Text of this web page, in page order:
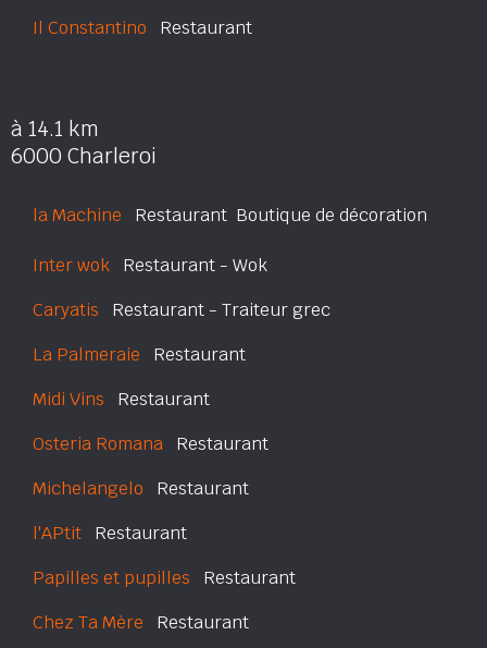
Il Constantino Restaurant
à 14.1 km
6000 Charleroi
la Machine Restaurant  Boutique de décoration
Inter wok Restaurant - Wok
Caryatis Restaurant - Traiteur grec
La Palmeraie Restaurant
Midi Vins Restaurant
Osteria Romana Restaurant
Michelangelo Restaurant
l'APtit Restaurant
Papilles et pupilles Restaurant
Chez Ta Mère Restaurant